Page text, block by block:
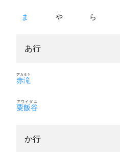
ま や ら
あ行
赤滝
アカタキ
粟飯谷
アワイダニ
か行